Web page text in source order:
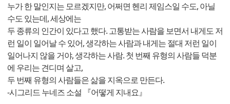
누가 한 말인지는 모르겠지만, 어쩌면 헨리 제임스일 수도, 아닐
수도 있는데, 세상에는
두 종류의 인간이 있다고 했다. 고통받는 사람을 보면서 내게도 저
런 일이 일어날 수 있어, 생각하는 사람과 내게는 절대 저런 일이
일어나지 않을 거야, 생각하는 사람. 첫 번째 유형의 사람들 덕분
에 우리는 견디며 살고,
두 번째 유형의 사람들은 삶을 지옥으로 만든다.
-시그리드 누네즈 소설 『어떻게 지내요』